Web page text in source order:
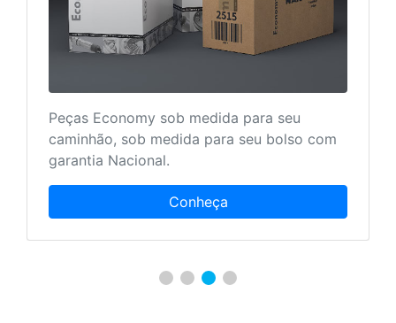
Peças Economy sob medida para seu
caminhão, sob medida para seu bolso com
garantia Nacional.
Conheça